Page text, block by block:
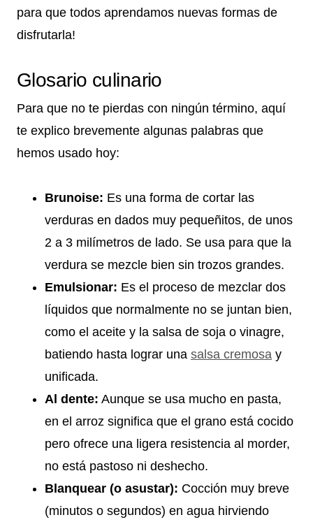
para que todos aprendamos nuevas formas de
disfrutarla!
Glosario culinario
Para que no te pierdas con ningún término, aquí
te explico brevemente algunas palabras que
hemos usado hoy:
Brunoise: Es una forma de cortar las
verduras en dados muy pequeñitos, de unos
2 a 3 milímetros de lado. Se usa para que la
verdura se mezcle bien sin trozos grandes.
Emulsionar: Es el proceso de mezclar dos
líquidos que normalmente no se juntan bien,
como el aceite y la salsa de soja o vinagre,
batiendo hasta lograr una salsa cremosa y
unificada.
Al dente: Aunque se usa mucho en pasta,
en el arroz significa que el grano está cocido
pero ofrece una ligera resistencia al morder,
no está pastoso ni deshecho.
Blanquear (o asustar): Cocción muy breve
(minutos o segundos) en agua hirviendo